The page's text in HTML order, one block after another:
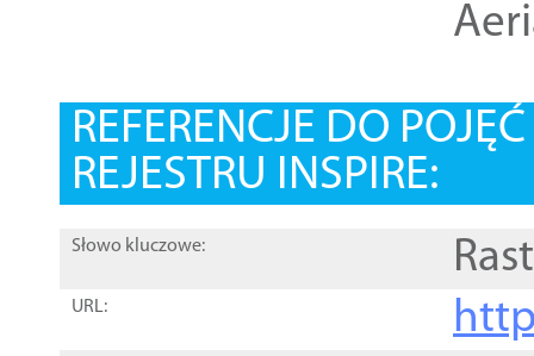
REFERENCJE DO
REJESTRU INSPIRE:
Słowo kluczowe:
URL: